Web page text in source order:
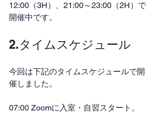
12:00（3H）、21:00～23:00（2H）で
開催中です。
2.タイムスケジュール
今回は下記のタイムスケジュールで開
催しました。
07:00 Zoomに入室・自習スタート。